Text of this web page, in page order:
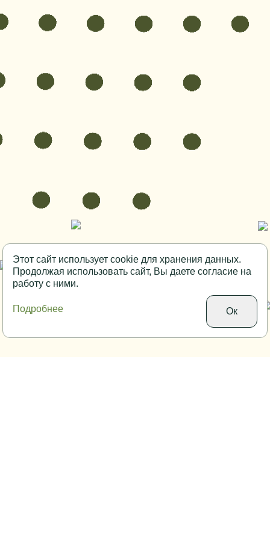
Этот сайт использует cookie для хранения данных.
Продолжая использовать сайт, Вы даете согласие на
работу с ними.
Подробнее Ок